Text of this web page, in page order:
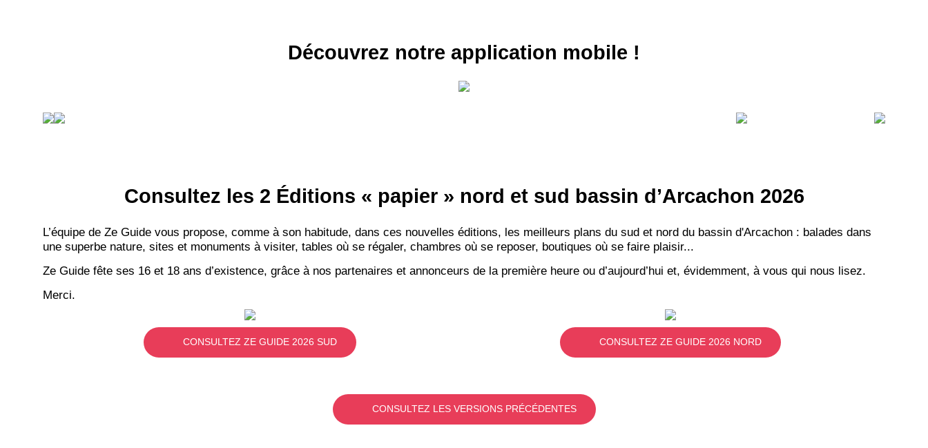
Découvrez notre application mobile !
Consultez les 2 Éditions « papier » nord et sud bassin d’Arcachon 2026
L’équipe de Ze Guide vous propose, comme à son habitude, dans ces nouvelles éditions, les meilleurs plans du sud et nord du bassin d'Arcachon : balades dans
une superbe nature, sites et monuments à visiter, tables où se régaler, chambres où se reposer, boutiques où se faire plaisir...
Ze Guide fête ses 16 et 18 ans d’existence, grâce à nos partenaires et annonceurs de la première heure ou d’aujourd’hui et, évidemment, à vous qui nous lisez.
Merci.
CONSULTEZ ZE GUIDE 2026 SUD CONSULTEZ ZE GUIDE 2026 NORD
CONSULTEZ LES VERSIONS PRÉCÉDENTES